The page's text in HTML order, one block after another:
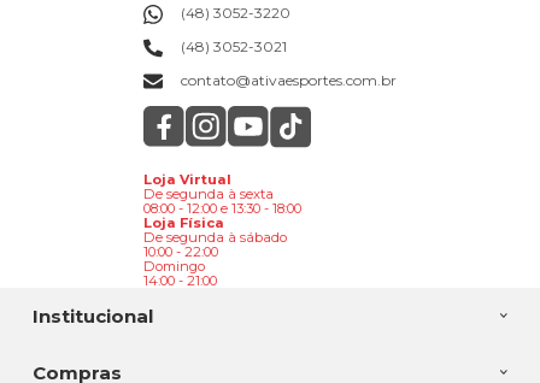
Institucional
Compras
(48) 3052-3220
(48) 3052-3021
contato@ativaesportes.com.br
Loja Virtual
De segunda à sexta
08:00 - 12:00 e 13:30 - 18:00
Loja Física
De segunda à sábado
10:00 - 22:00
Domingo
14:00 - 21:00